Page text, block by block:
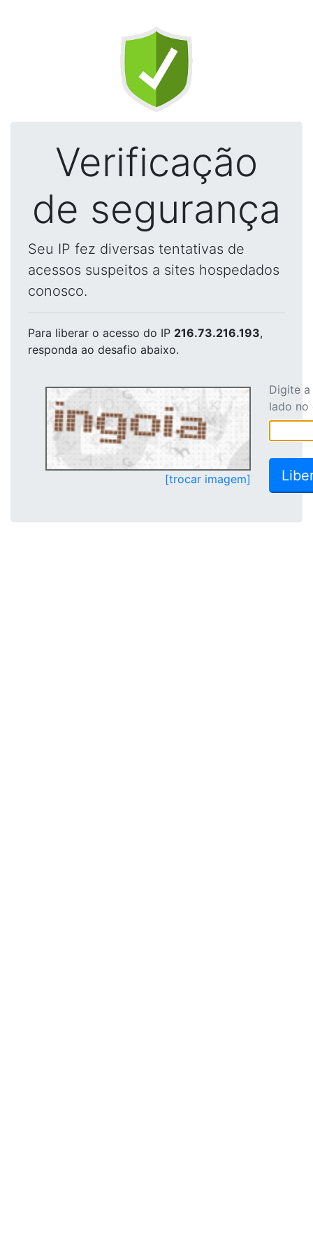
Verificação
de segurança
Seu IP fez diversas tentativas de
acessos suspeitos a sites hospedados
conosco.
Para liberar o acesso do IP 216.73.216.193,
responda ao desafio abaixo.
[trocar imagem]
Digite
lado no